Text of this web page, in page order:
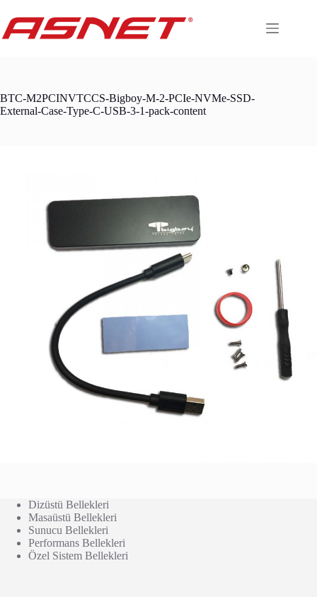
content
BTC-M2PCINVTCCS-Bigboy-M-2-PCIe-NVMe-SSD-
External-Case-Type-C-USB-3-1-pack-content
Dizüstü Bellekleri
Masaüstü Bellekleri
Sunucu Bellekleri
Performans Bellekleri
Özel Sistem Bellekleri